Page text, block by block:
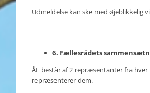
Udmeldelse kan ske med øjeblikkelig
6. Fællesrådets
ÅF består af 2 repræsentanter fra
repræsenterer dem.